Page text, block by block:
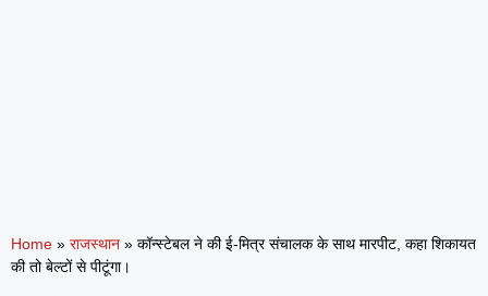
Home » राजस्थान » कॉन्स्टेबल ने की ई-मित्र संचालक के साथ मारपीट, कहा शिकायत
की तो बेल्टों से पीटूंगा।